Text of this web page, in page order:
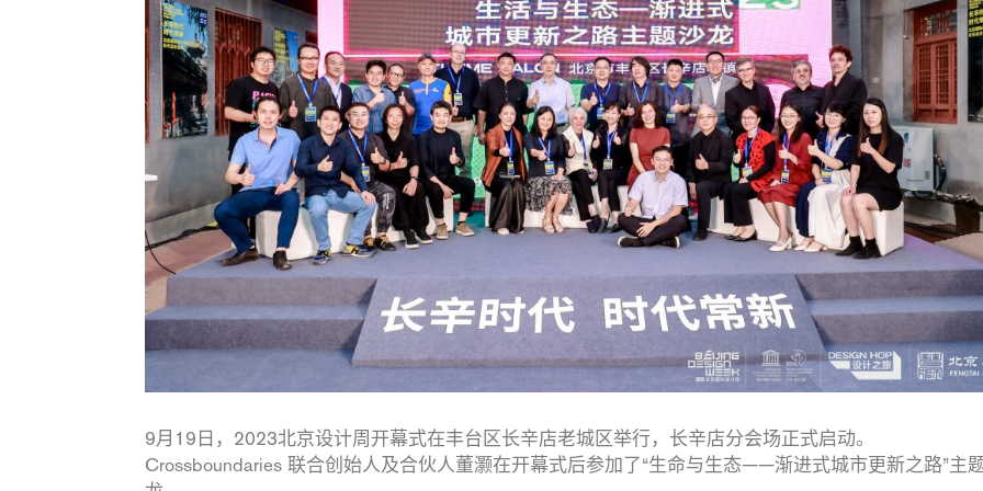
9月19日，2023北京设计周开幕式在丰台区长辛店老城区举行，长辛店分会场正式启动。
Crossboundaries 联合创始人及合伙人董灏在开幕式后参加了“生命与生态——渐进式城市更新之路”主